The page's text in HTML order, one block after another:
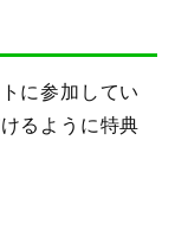
に参加してい
るように特典